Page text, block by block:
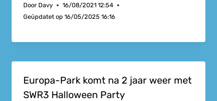
Door Davy
16/08/2021 12:54
Geüpdatet op 16/05/2025 16:16
Europa-Park komt na 2 jaar weer met
SWR3 Halloween Party